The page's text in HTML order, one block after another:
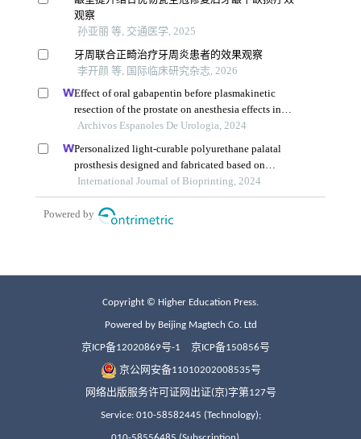
Copyright © Higher Education Press.
Powered by Beijing Magtech Co. Ltd
京ICP备12020869号-1 京ICP备150856号
京公网安备11010202008535号
网络出版服务许可证网出证(京)字第127号
Service: 010-58582445 (Technology);